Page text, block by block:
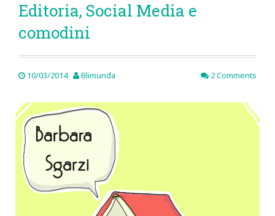
Editoria, Social Media e
comodini
10/03/2014 Blimunda 2 Comments